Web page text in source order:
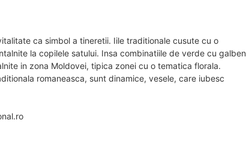
ca simbol a tineretii. Iile traditionale cusute cu o
la copilele satului. Insa combinatiile de verde cu galben
in zona Moldovei, tipica zonei cu o tematica florala.
romaneasca, sunt dinamice, vesele, care iubesc